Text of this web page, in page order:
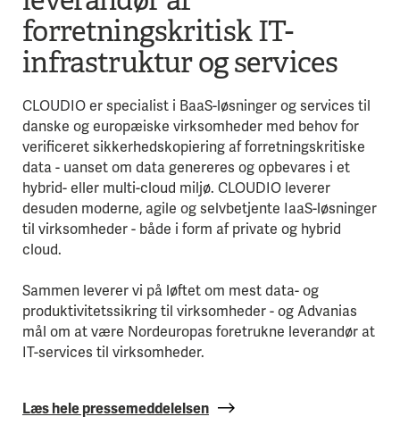
forretningskritisk IT-
infrastruktur og services
CLOUDIO er specialist i BaaS-løsninger og services til
danske og europæiske virksomheder med behov for
verificeret sikkerhedskopiering af forretningskritiske
data - uanset om data genereres og opbevares i et
hybrid- eller multi-cloud miljø. CLOUDIO leverer
desuden moderne, agile og selvbetjente IaaS-løsninger
til virksomheder - både i form af private og hybrid
cloud.
Sammen leverer vi på løftet om mest data- og
produktivitetssikring til virksomheder - og Advanias
mål om at være Nordeuropas foretrukne leverandør at
IT-services til virksomheder.
Læs hele pressemeddelelsen